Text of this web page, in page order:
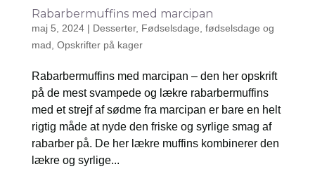
Rabarbermuffins med marcipan
maj 5, 2024| Desserter, Fødselsdage fødselsdage og
mad Opskrifter på kager
Rabarbermuffins med marcipan – den her opskrift
på de mest svampede og lækre rabarbermuffins
med et strejf af sødme fra marcipan er bare en helt
rigtig måde at nyde den friske og syrlige smag af
rabarber på. De her lækre muffins kombinerer den
lækre og syrlige...